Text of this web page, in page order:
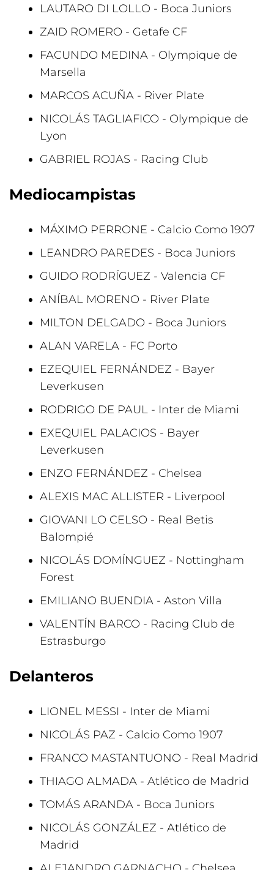
LAUTARO DI LOLLO - Boca Juniors
ZAID ROMERO - Getafe CF
FACUNDO MEDINA - Olympique de
Marsella
MARCOS ACUÑA - River Plate
NICOLÁS TAGLIAFICO - Olympique de
Lyon
GABRIEL ROJAS - Racing Club
Mediocampistas
MÁXIMO PERRONE - Calcio Como 1907
LEANDRO PAREDES - Boca Juniors
GUIDO RODRÍGUEZ - Valencia CF
ANÍBAL MORENO - River Plate
MILTON DELGADO - Boca Juniors
ALAN VARELA - FC Porto
EZEQUIEL FERNÁNDEZ - Bayer
Leverkusen
RODRIGO DE PAUL - Inter de Miami
EXEQUIEL PALACIOS - Bayer
Leverkusen
ENZO FERNÁNDEZ - Chelsea
ALEXIS MAC ALLISTER - Liverpool
GIOVANI LO CELSO - Real Betis
Balompié
NICOLÁS DOMÍNGUEZ - Nottingham
Forest
EMILIANO BUENDIA - Aston Villa
VALENTÍN BARCO - Racing Club de
Estrasburgo
Delanteros
LIONEL MESSI - Inter de Miami
NICOLÁS PAZ - Calcio Como 1907
FRANCO MASTANTUONO - Real Madrid
THIAGO ALMADA - Atlético de Madrid
TOMÁS ARANDA - Boca Juniors
NICOLÁS GONZÁLEZ - Atlético de
Madrid